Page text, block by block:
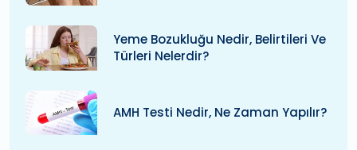
Yeme Bozukluğu Nedir, Belirtileri Ve
Türleri Nelerdir?
AMH Testi Nedir, Ne Zaman Yapılır?